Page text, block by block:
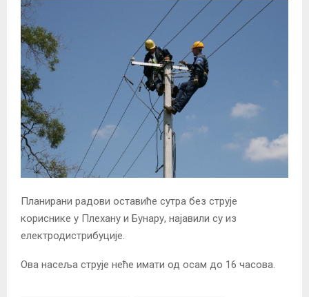
Планирани радови оставиће сутра без струје
кориснике у Плехану и Бунару, најавили су из
електродистрибуције.
Ова насеља струје неће имати од осам до 16 часова.